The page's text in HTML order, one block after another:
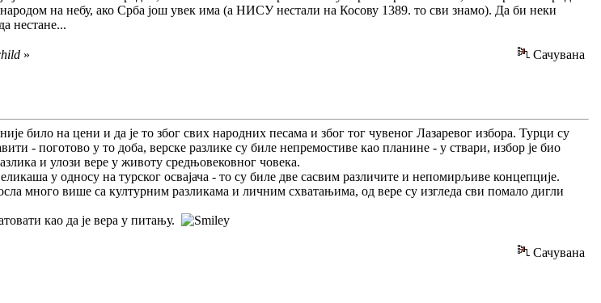
на небу, ако Срба још увек има (а НИСУ нестали на Косову 1389. то сви знамо). Да би неки
нестане...
» Сачувана
било на цени и да је то због свих народних песама и због тог чувеног Лазаревог избора. Турци су
- поготово у то доба, верске разлике су биле непремостиве као планине - у ствари, избор је био
и улози вере у животу средњовековног човека.
у односу на турског освајача - то су биле две сасвим различите и непомирљиве концепције.
много више са културним разликама и личним схватањима, од вере су изгледа сви помало дигли
као да је вера у питању.
Сачувана